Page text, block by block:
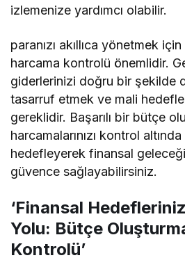
izlemenize yardımcı olabilir.
paranızı akıllıca yönetmek
harcama kontrolü önemlidir.
giderlerinizi doğru bir şekilde
tasarruf etmek ve mali
gereklidir. Başarılı bir bütçe
harcamalarınızı kontrol
hedefleyerek finansal
güvence sağlayabilirsiniz.
‘Finansal
Yolu: Bütçe
Kontrolü’